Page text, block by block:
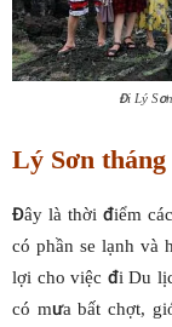
Đi Lý
Lý Sơn tháng
Đây là thời điểm
có phần se lạnh và
lợi cho việc đi Du
có mưa bất chợt,